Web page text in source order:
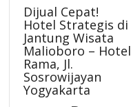
Dijual Cepat!
Hotel Strategis di
Jantung Wisata
Malioboro – Hotel
Rama, Jl.
Sosrowijayan
Yogyakarta